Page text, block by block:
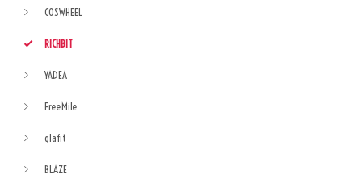
COSWHEEL
RICHBIT
YADEA
FreeMile
glafit
BLAZE